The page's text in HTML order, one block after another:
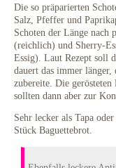
Die so präparierten
Salz, Pfeffer und
Schoten der Länge nach
(reichlich) und Sherry-
Essig). Laut Rezept soll
dauert das immer länger,
zubereite. Die gerösteten
sollten dann aber zur
Sehr lecker als Tapa
Stück Baguettebrot.